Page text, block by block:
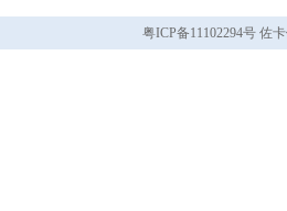
粤ICP备11102294号 佐